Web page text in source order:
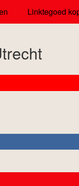
Linktegoed